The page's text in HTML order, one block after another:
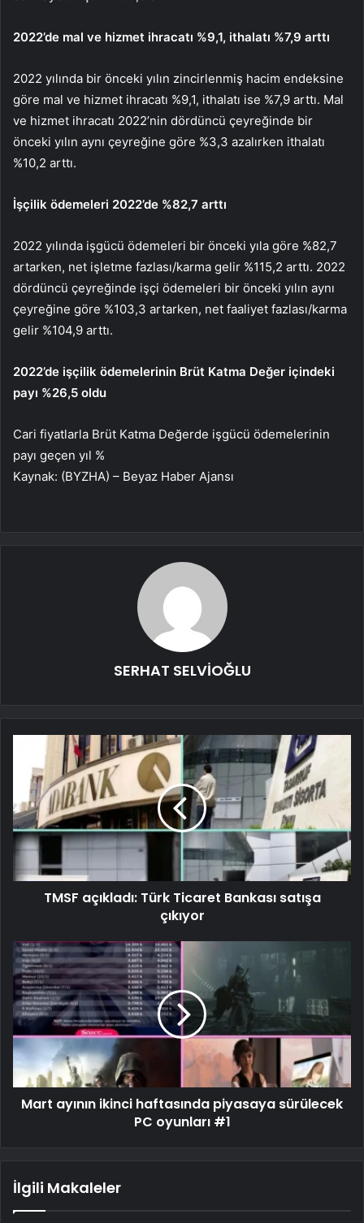
2022’de mal ve hizmet ihracatı %9,1, ithalatı %7,9 arttı
2022 yılında bir önceki yılın zincirlenmiş hacim endeksine
göre mal ve hizmet ihracatı %9,1, ithalatı ise %7,9 arttı. Mal
ve hizmet ihracatı 2022’nin dördüncü çeyreğinde bir
önceki yılın aynı çeyreğine göre %3,3 azalırken ithalatı
%10,2 arttı.
İşçilik ödemeleri 2022’de %82,7 arttı
2022 yılında işgücü ödemeleri bir önceki yıla göre %82,7
artarken, net işletme fazlası/karma gelir %115,2 arttı. 2022
dördüncü çeyreğinde işçi ödemeleri bir önceki yılın aynı
çeyreğine göre %103,3 artarken, net faaliyet fazlası/karma
gelir %104,9 arttı.
2022’de işçilik ödemelerinin Brüt Katma Değer içindeki
payı %26,5 oldu
Cari fiyatlarla Brüt Katma Değerde işgücü ödemelerinin
payı geçen yıl %
Kaynak: (BYZHA) – Beyaz Haber Ajansı
SERHAT SELVİOĞLU
TMSF açıkladı: Türk Ticaret Bankası satışa
çıkıyor
Mart ayının ikinci haftasında piyasaya sürülecek
PC oyunları #1
İlgili Makaleler